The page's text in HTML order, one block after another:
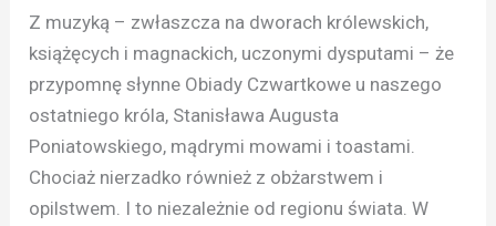
Z muzyką – zwłaszcza na dworach królewskich,
książęcych i magnackich, uczonymi dysputami – że
przypomnę słynne Obiady Czwartkowe u naszego
ostatniego króla, Stanisława Augusta
Poniatowskiego, mądrymi mowami i toastami.
Chociaż nierzadko również z obżarstwem i
opilstwem. I to niezależnie od regionu świata. W